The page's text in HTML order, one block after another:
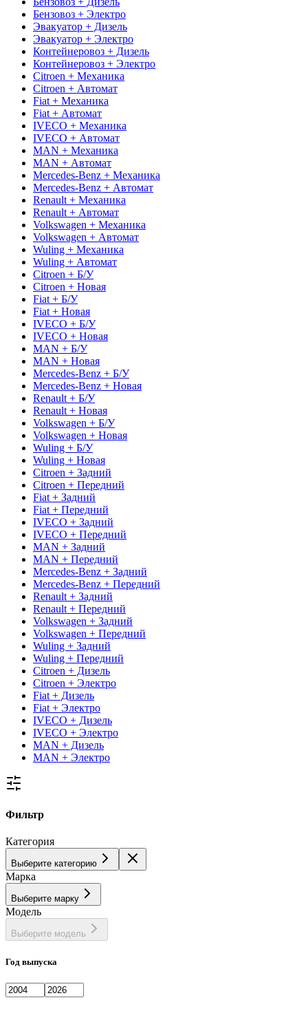
Бензовоз + Электро
Эвакуатор + Дизель
Эвакуатор + Электро
Контейнеровоз + Дизель
Контейнеровоз + Электро
Citroen + Механика
Citroen + Автомат
Fiat + Механика
Fiat + Автомат
IVECO + Механика
IVECO + Автомат
MAN + Механика
MAN + Автомат
Mercedes-Benz + Механика
Mercedes-Benz + Автомат
Renault + Механика
Renault + Автомат
Volkswagen + Механика
Volkswagen + Автомат
Wuling + Механика
Wuling + Автомат
Citroen + Б/У
Citroen + Новая
Fiat + Б/У
Fiat + Новая
IVECO + Б/У
IVECO + Новая
MAN + Б/У
MAN + Новая
Mercedes-Benz + Б/У
Mercedes-Benz + Новая
Renault + Б/У
Renault + Новая
Volkswagen + Б/У
Volkswagen + Новая
Wuling + Б/У
Wuling + Новая
Citroen + Задний
Citroen + Передний
Fiat + Задний
Fiat + Передний
IVECO + Задний
IVECO + Передний
MAN + Задний
MAN + Передний
Mercedes-Benz + Задний
Mercedes-Benz + Передний
Renault + Задний
Renault + Передний
Volkswagen + Задний
Volkswagen + Передний
Wuling + Задний
Wuling + Передний
Citroen + Дизель
Citroen + Электро
Fiat + Дизель
Fiat + Электро
IVECO + Дизель
IVECO + Электро
MAN + Дизель
MAN + Электро
Фильтр
Категория
Выберите категорию
Марка
Выберите марку
Модель
Выберите модель
Год выпуска